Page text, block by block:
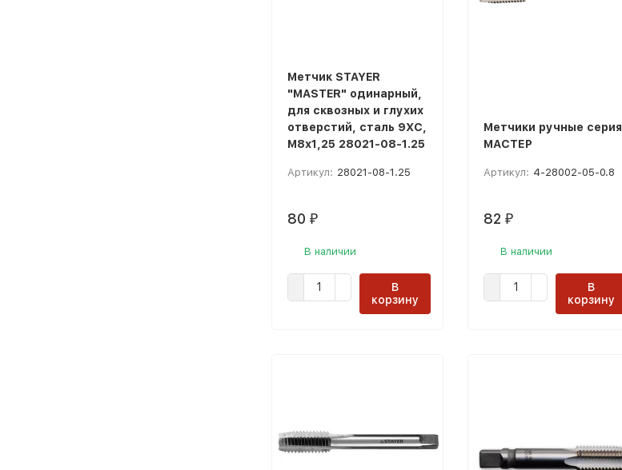
Метчик STAYER
"MASTER" одинарный,
для сквозных и глухих
отверстий, сталь 9ХС,
М8х1,25 28021-08-1.25
Артикул: 28021-08-1.25
80 ₽
В наличии
В
корзину
Метчики ручные серия
МАСТЕР
Артикул: 4-28002-05-0.8
82 ₽
В наличии
В
корзину